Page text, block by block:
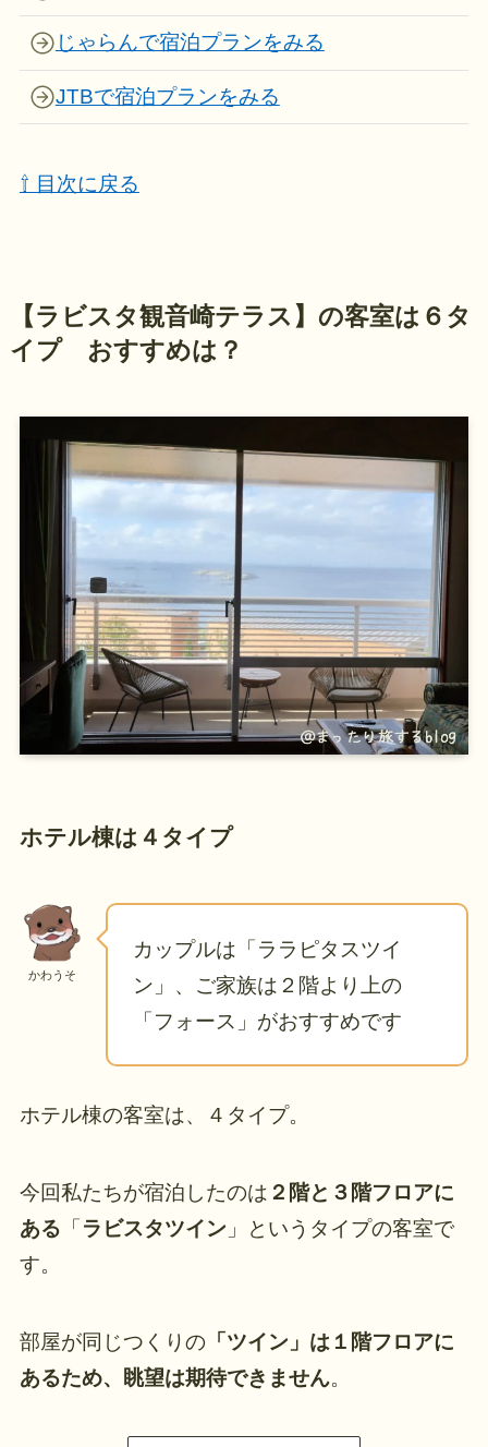
じゃらんで宿泊プランをみる
JTBで宿泊プランをみる
⇧ 目次に戻る
【 ラビスタ観音崎テラス】の客室は６タ
イプ おすすめは？
ホテル棟は４タイプ
かわうそ
カップルは「ララピタスツイ
ン」、ご家族は２階より上の
「フォース」がおすすめです
ホテル棟の客室は、４タイプ。
今回私たちが宿泊したのは ２階と３階フロアに
ある 「 ラビスタツイン 」というタイプの客室で
す。
部屋が同じつくりの「ツイン」は１階フロアに
あるため、眺望は期待できません。